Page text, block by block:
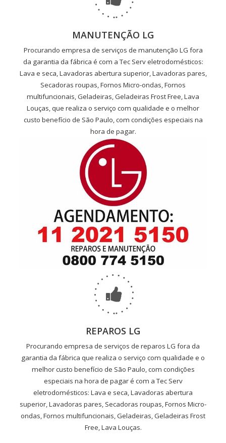
MANUTENÇÃO LG
Procurando empresa de serviços de manutenção LG fora
da garantia da fábrica é com a Tec Serv eletrodomésticos:
Lava e seca, Lavadoras abertura superior, Lavadoras pares,
Secadoras roupas, Fornos Micro-ondas, Fornos
multifuncionais, Geladeiras, Geladeiras Frost Free, Lava
Louças, que realiza o serviço com qualidade e o melhor
custo benefício de São Paulo, com condições especiais na
hora de pagar.
REPAROS LG
Procurando empresa de serviços de reparos LG fora da
garantia da fábrica que realiza o serviço com qualidade e o
melhor custo benefício de São Paulo, com condições
especiais na hora de pagar é com a Tec Serv
eletrodomésticos: Lava e seca, Lavadoras abertura
superior, Lavadoras pares, Secadoras roupas, Fornos Micro-
ondas, Fornos multifuncionais, Geladeiras, Geladeiras Frost
Free, Lava Louças.